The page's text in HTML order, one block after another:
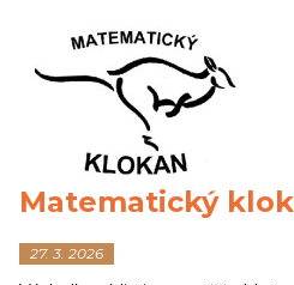
Matematický
27. 3. 2026